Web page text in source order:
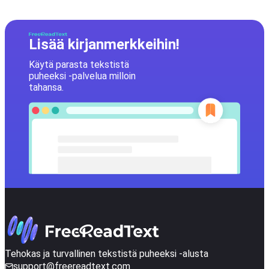
Lisää kirjanmerkkeihin!
Käytä parasta tekstistä
puheeksi -palvelua milloin
tahansa.
Tehokas ja turvallinen tekstistä puheeksi -alusta
support@freereadtext.com